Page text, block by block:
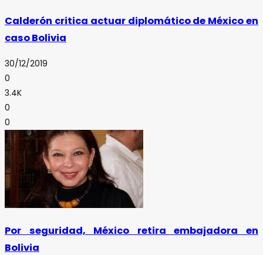
Calderón critica actuar diplomático de México en
caso Bolivia
30/12/2019
0
3.4K
0
0
Por seguridad, México retira embajadora en
Bolivia